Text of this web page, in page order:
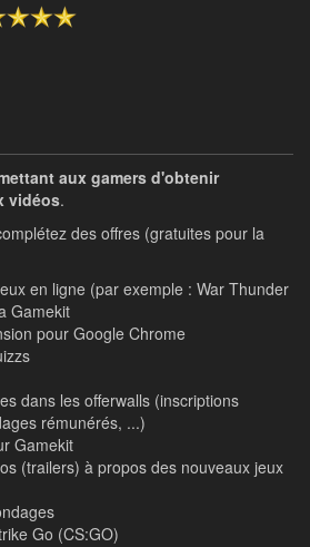
aux gamers d'obtenir
vidéos.
des offres (gratuites pour la
en ligne (par exemple : War Thunder
Gamekit
pour Google Chrome
dans les offerwalls (inscriptions
rémunérés, ...)
Gamekit
(trailers) à propos des nouveaux jeux
Go (CS:GO)